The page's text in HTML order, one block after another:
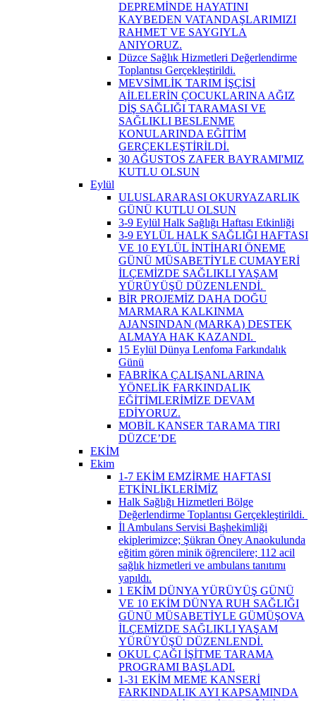
DEPREMİNDE HAYATINI
KAYBEDEN VATANDAŞLARIMIZI
RAHMET VE SAYGIYLA
ANIYORUZ.
Düzce Sağlık Hizmetleri Değerlendirme
Toplantısı Gerçekleştirildi.
MEVSİMLİK TARIM İŞÇİSİ
AİLELERİN ÇOCUKLARINA AĞIZ
DİŞ SAĞLIĞI TARAMASI VE
SAĞLIKLI BESLENME
KONULARINDA EĞİTİM
GERÇEKLEŞTİRİLDİ.
30 AĞUSTOS ZAFER BAYRAMI'MIZ
KUTLU OLSUN
Eylül
ULUSLARARASI OKURYAZARLIK
GÜNÜ KUTLU OLSUN
3-9 Eylül Halk Sağlığı Haftası Etkinliği
3-9 EYLÜL HALK SAĞLIĞI HAFTASI
VE 10 EYLÜL İNTİHARI ÖNEME
GÜNÜ MÜSABETİYLE CUMAYERİ
İLÇEMİZDE SAĞLIKLI YAŞAM
YÜRÜYÜŞÜ DÜZENLENDİ. ​
BİR PROJEMİZ DAHA DOĞU
MARMARA KALKINMA
AJANSINDAN (MARKA) DESTEK
ALMAYA HAK KAZANDI. ​
15 Eylül Dünya Lenfoma Farkındalık
Günü
FABRİKA ÇALIŞANLARINA
YÖNELİK FARKINDALIK
EĞİTİMLERİMİZE DEVAM
EDİYORUZ.
MOBİL KANSER TARAMA TIRI
DÜZCE’DE
EKİM
Ekim
1-7 EKİM EMZİRME HAFTASI
ETKİNLİKLERİMİZ
Halk Sağlığı Hizmetleri Bölge
Değerlendirme Toplantısı Gerçekleştirildi. ​
İl Ambulans Servisi Başhekimliği
ekiplerimizce; Şükran Öney Anaokulunda
eğitim gören minik öğrencilere; 112 acil
sağlık hizmetleri ve ambulans tanıtımı
yapıldı.
1 EKİM DÜNYA YÜRÜYÜŞ GÜNÜ
VE 10 EKİM DÜNYA RUH SAĞLIĞI
GÜNÜ MÜSABETİYLE GÜMÜŞOVA
İLÇEMİZDE SAĞLIKLI YAŞAM
YÜRÜYÜŞÜ DÜZENLENDİ.
OKUL ÇAĞI İŞİTME TARAMA
PROGRAMI BAŞLADI.
1-31 EKİM MEME KANSERİ
FARKINDALIK AYI KAPSAMINDA